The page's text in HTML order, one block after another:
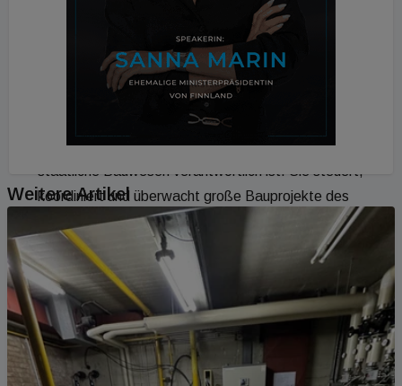
brütet, während der Bauarbeiten besonders
Zentrale Behörde des Freistaats
Die Landesbaudirektion Bayern ist eine zentrale
Behörde des Freistaats Bayern, die für das
staatliche Bauwesen verantwortlich ist. Sie steuert,
koordiniert und überwacht große Bauprojekte des
Bundes in Bayern – etwa den Neubau und die
Sanierung von Behördengebäuden, Hochschulen,
Justizbauten oder Polizeistationen.
Weitere Artikel